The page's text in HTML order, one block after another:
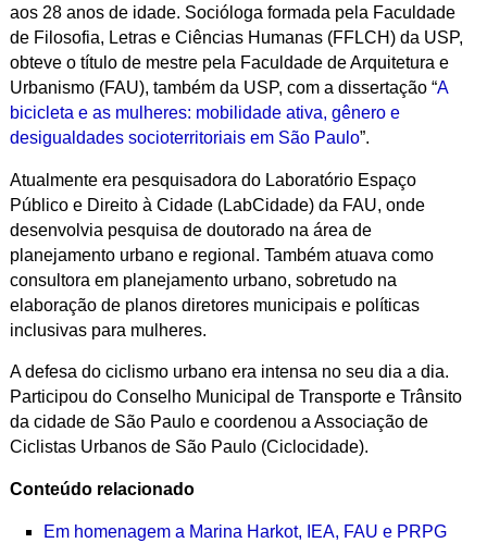
aos 28 anos de idade. Socióloga formada pela Faculdade
de Filosofia, Letras e Ciências Humanas (FFLCH) da USP,
obteve o título de mestre pela Faculdade de Arquitetura e
Urbanismo (FAU), também da USP, com a dissertação “A
bicicleta e as mulheres: mobilidade ativa, gênero e
desigualdades socioterritoriais em São Paulo”.
Atualmente era pesquisadora do Laboratório Espaço
Público e Direito à Cidade (LabCidade) da FAU, onde
desenvolvia pesquisa de doutorado na área de
planejamento urbano e regional. Também atuava como
consultora em planejamento urbano, sobretudo na
elaboração de planos diretores municipais e políticas
inclusivas para mulheres.
A defesa do ciclismo urbano era intensa no seu dia a dia.
Participou do Conselho Municipal de Transporte e Trânsito
da cidade de São Paulo e coordenou a Associação de
Ciclistas Urbanos de São Paulo (Ciclocidade).
Conteúdo relacionado
Em homenagem a Marina Harkot, IEA, FAU e PRPG